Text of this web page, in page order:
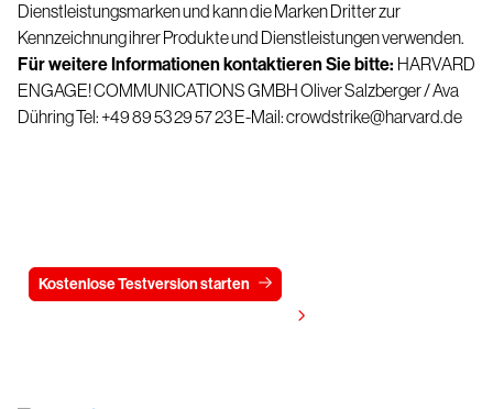
Dienstleistungsmarken und kann die Marken Dritter zur
Kennzeichnung ihrer Produkte und Dienstleistungen verwenden.
Für weitere Informationen kontaktieren Sie bitte: HARVARD
ENGAGE! COMMUNICATIONS GMBHOliver Salzberger / Ava
DühringTel: +49 89 53 29 57 23E-Mail:crowdstrike@harvard.de
Kostenlose Testversion starten